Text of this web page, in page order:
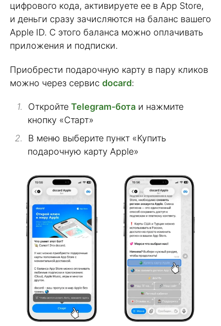
цифрового кода, активируете ее в App Store,
и деньги сразу зачисляются на баланс вашего
Apple ID. С этого баланса можно оплачивать
приложения и подписки.
Приобрести подарочную карту в пару кликов
можно через сервис docard:
Откройте Telegram-бота и нажмите
кнопку «Старт»
В меню выберите пункт «Купить
подарочную карту Apple»